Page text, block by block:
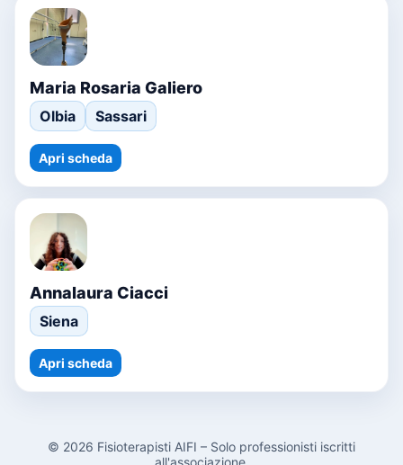
Maria Rosaria Galiero
Olbia Sassari
Apri scheda
Annalaura Ciacci
Siena
Apri scheda
© 2026 Fisioterapisti AIFI – Solo professionisti iscritti
all'associazione.